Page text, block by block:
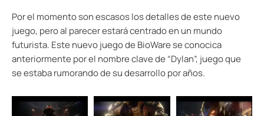
Por el momento son escasos los detalles de este nuevo
juego, pero al parecer estará centrado en un mundo
futurista. Este nuevo juego de BioWare se conocica
anteriormente por el nombre clave de “Dylan”, juego que
se estaba rumorando de su desarrollo por años.